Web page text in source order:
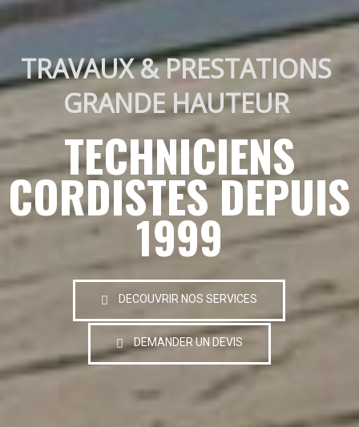
TRAVAUX & PRESTATIONS
GRANDE HAUTEUR
TECHNICIENS
CORDISTES DEPUIS
1999
DECOUVRIR NOS SERVICES
DEMANDER UN DEVIS